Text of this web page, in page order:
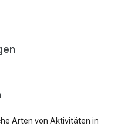
Arten von Aktivitäten in